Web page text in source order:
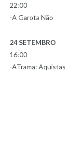
22:00
-A Garota Não
24 SETEMBRO
16:00
-ATrama: Aquistas